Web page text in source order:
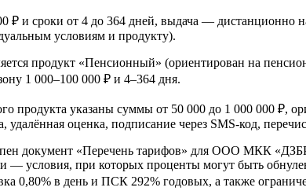
₽ и сроки от 4 до 364 дней, выдача — дистанционно
условиям и продукту).
продукт «Пенсионный» (ориентирован на
1 000–100 000 ₽ и 4–364 дня.
продукта указаны суммы от 50 000 до 1 000 000
оценка, подписание через SMS‑код,
документ «Перечень тарифов» для ООО МКК
— условия, при которых проценты могут быть
0,80% в день и ПСК 292% годовых, а также